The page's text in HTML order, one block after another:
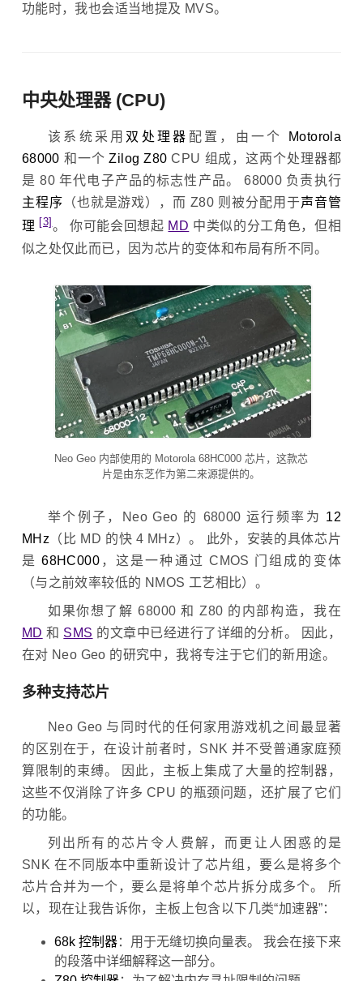
功能时，我也会适当地提及 MVS。
中央处理器 (CPU)
该系统采用 双处理器 配置，由一个
Motorola
68000 和一个Zilog Z80 CPU 组成，这两个处理器都
是 80 年代电子产品的标志性产品。 68000 负责执行
主程序 （也就是游戏），而 Z80 则被分配用于声音管
理 [3]。 你可能会回想起 MD 中类似的分工角色，但相
似之处仅此而已，因为芯片的变体和布局有所不同。
Neo Geo 内部使用的 Motorola 68HC000 芯片，这款芯
片是由东芝作为第二来源提供的。
举个例子，Neo Geo 的 68000 运行频率为 12
MHz （比 MD 的快 4 MHz）。 此外，安装的具体芯片
是68HC000 ，这是一种通过 CMOS 门组成的变体
（与之前效率较低的 NMOS 工艺相比）。
如果你想了解 68000 和 Z80 的内部构造，我在
MD 和 SMS 的文章中已经进行了详细的分析。 因此，
在对 Neo Geo 的研究中，我将专注于它们的新用途。
多种支持芯片
Neo Geo 与同时代的任何家用游戏机之间最显著
的区别在于，在设计前者时，SNK 并不受普通家庭预
算限制的束缚。 因此，主板上集成了大量的控制器，
这些不仅消除了许多 CPU 的瓶颈问题，还扩展了它们
的功能。
列出所有的芯片令人费解，而更让人困惑的是
SNK 在不同版本中重新设计了芯片组，要么是将多个
芯片合并为一个，要么是将单个芯片拆分成多个。 所
以，现在让我告诉你，主板上包含以下几类“加速器”：
68k 控制器：用于无缝切换向量表。 我会在接下来
的段落中详细解释这一部分。